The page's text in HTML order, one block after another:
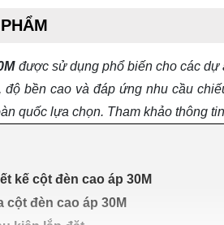
được sử dụng phổ biến cho các dự
độ bền cao và đáp ứng nhu cầu
quốc lựa chọn. Tham khảo thông
kế cột đèn cao áp 30M
cột đèn cao áp 30M